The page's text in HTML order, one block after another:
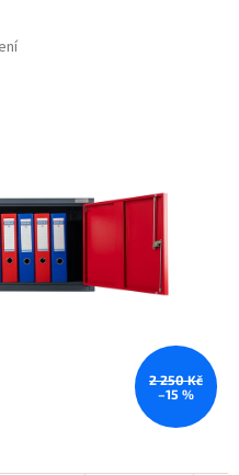
2 250 Kč
–15 %